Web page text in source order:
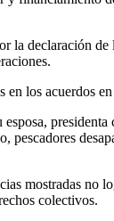
la declaración
los acuerdos
mostradas no
colectivos.